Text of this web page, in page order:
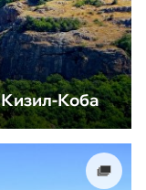
Коба